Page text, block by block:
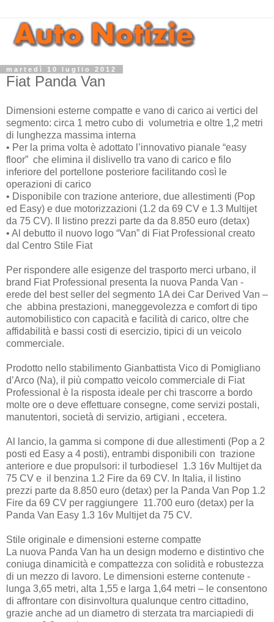
martedì 10 luglio 2012
Fiat Panda Van
Dimensioni esterne compatte e vano di carico ai vertici del
segmento: circa 1 metro cubo di volumetria e oltre 1,2 metri
di lunghezza massima interna
• Per la prima volta è adottato l’innovativo pianale “easy
floor” che elimina il dislivello tra vano di carico e filo
inferiore del portellone posteriore facilitando così le
operazioni di carico
• Disponibile con trazione anteriore, due allestimenti (Pop
ed Easy) e due motorizzazioni (1.2 da 69 CV e 1.3 Multijet
da 75 CV). Il listino prezzi parte da da 8.850 euro (detax)
• Al debutto il nuovo logo “Van” di Fiat Professional creato
dal Centro Stile Fiat
Per rispondere alle esigenze del trasporto merci urbano, il
brand Fiat Professional presenta la nuova Panda Van -
erede del best seller del segmento 1A dei Car Derived Van –
che abbina prestazioni, maneggevolezza e comfort di tipo
automobilistico con capacità e facilità di carico, oltre che
affidabilità e bassi costi di esercizio, tipici di un veicolo
commerciale.
Prodotto nello stabilimento Gianbattista Vico di Pomigliano
d’Arco (Na), il più compatto veicolo commerciale di Fiat
Professional è la risposta ideale per chi trascorre a bordo
molte ore o deve effettuare consegne, come servizi postali,
manutentori, società di servizio, artigiani , eccetera.
Al lancio, la gamma si compone di due allestimenti (Pop a 2
posti ed Easy a 4 posti), entrambi disponibili con trazione
anteriore e due propulsori: il turbodiesel 1.3 16v Multijet da
75 CV e il benzina 1.2 Fire da 69 CV. In Italia, il listino
prezzi parte da 8.850 euro (detax) per la Panda Van Pop 1.2
Fire da 69 CV per raggiungere 11.700 euro (detax) per la
Panda Van Easy 1.3 16v Multijet da 75 CV.
Stile originale e dimensioni esterne compatte
La nuova Panda Van ha un design moderno e distintivo che
coniuga dinamicità e compattezza con solidità e robustezza
di un mezzo di lavoro. Le dimensioni esterne contenute -
lunga 3,65 metri, alta 1,55 e larga 1,64 metri – le consentono
di affrontare con disinvoltura qualunque centro cittadino,
grazie anche ad un diametro di sterzata tra marciapiedi di